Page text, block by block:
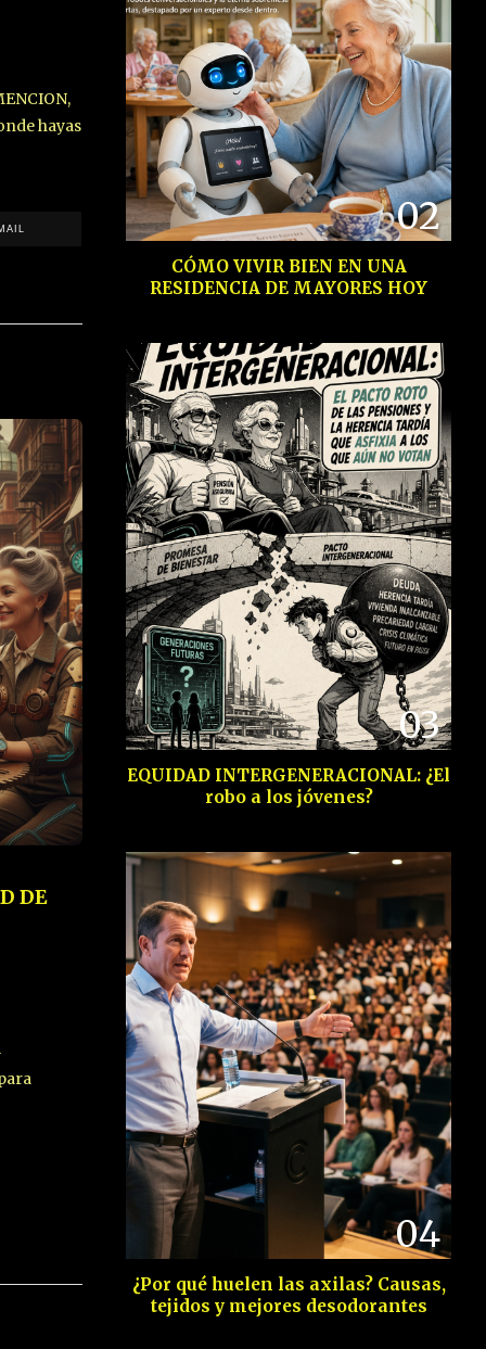
hayas
DE
02
CÓMO VIVIR BIEN EN UNA
RESIDENCIA DE MAYORES HOY
03
EQUIDAD INTERGENERACIONAL: ¿El
robo a los jóvenes?
04
¿Por qué huelen las axilas? Causas,
tejidos y mejores desodorantes